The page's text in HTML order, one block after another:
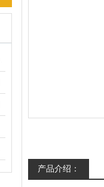
产品介绍：